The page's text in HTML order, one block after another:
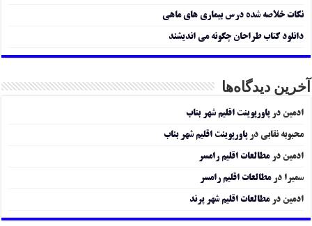
نکات خلاصه شده درس بیماری های ماهی
دانلود کتاب طراحان چگونه می اندیشند
آخرین دیدگاه‌ها
ادمین درپاورپوینت اقلیم شهر بناب
محبوبه نقابی درپاورپوینت اقلیم شهر بناب
ادمین درمطالعات اقلیم رامسر
سمیرا درمطالعات اقلیم رامسر
ادمین درمطالعات اقلیم شهر پرند